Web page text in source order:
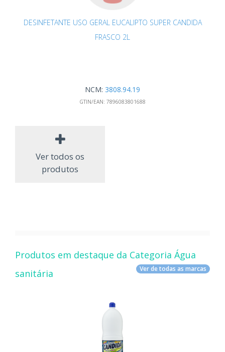
DESINFETANTE USO GERAL EUCALIPTO SUPER CANDIDA
FRASCO 2L
NCM: 3808.94.19
GTIN/EAN: 7896083801688
Ver todos os
produtos
Produtos em destaque da Categoria Água
sanitária
Ver de todas as marcas